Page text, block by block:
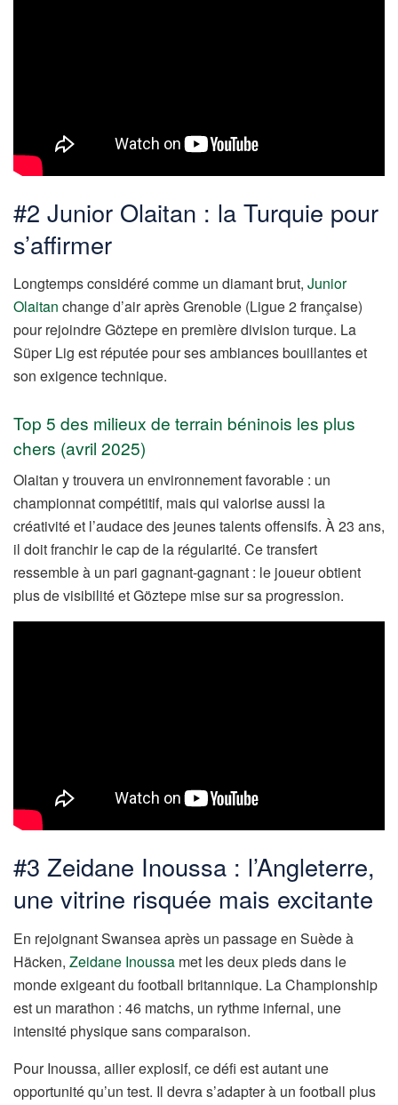
#2 Junior Olaitan : la Turquie pour
s’affirmer
Longtemps considéré comme un diamant brut, Junior
Olaitan change d’air après Grenoble (Ligue 2 française)
pour rejoindre Göztepe en première division turque. La
Süper Lig est réputée pour ses ambiances bouillantes et
son exigence technique.
Top 5 des milieux de terrain béninois les plus
chers (avril 2025)
Olaitan y trouvera un environnement favorable : un
championnat compétitif, mais qui valorise aussi la
créativité et l’audace des jeunes talents offensifs. À 23 ans,
il doit franchir le cap de la régularité. Ce transfert
ressemble à un pari gagnant-gagnant : le joueur obtient
plus de visibilité et Göztepe mise sur sa progression.
#3 Zeidane Inoussa : l’Angleterre,
une vitrine risquée mais excitante
En rejoignant Swansea après un passage en Suède à
Häcken, Zeidane Inoussa met les deux pieds dans le
monde exigeant du football britannique. La Championship
est un marathon : 46 matchs, un rythme infernal, une
intensité physique sans comparaison.
Pour Inoussa, ailier explosif, ce défi est autant une
opportunité qu’un test. Il devra s’adapter à un football plus